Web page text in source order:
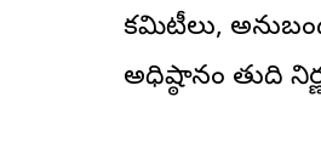
కమిటీలు,
అధిష్ఠానం తుది